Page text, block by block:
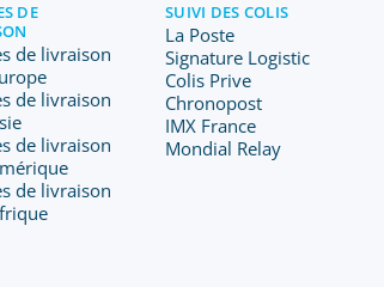
DE
de livraison
de livraison
de livraison
de livraison
SUIVI DES COLIS
La Poste
Signature Logistic
Colis Prive
Chronopost
IMX France
Mondial Relay